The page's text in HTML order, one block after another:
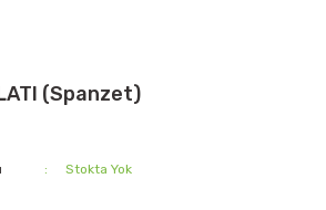
(Spanzet)
Stokta Yok